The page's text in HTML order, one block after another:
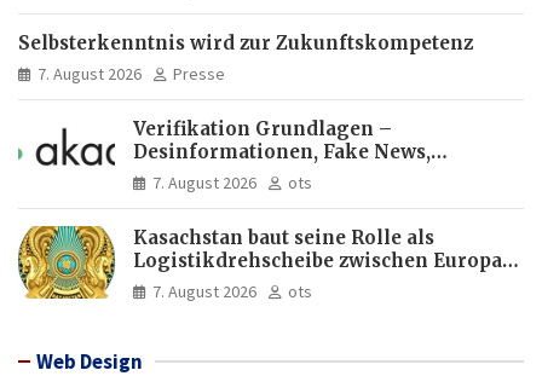
Selbsterkenntnis wird zur Zukunftskompetenz
7. August 2026 Presse
Verifikation Grundlagen –
Desinformationen, Fake News,
manipulierte Inhalte | dpa-Akademie
7. August 2026 ots
Kasachstan baut seine Rolle als
Logistikdrehscheibe zwischen Europa
und Asien aus
7. August 2026 ots
Web Design